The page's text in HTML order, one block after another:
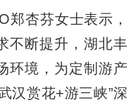
杏芬女士表示，
不断提升，湖北丰
环境，为定制游产
汉赏花+游三峡”深